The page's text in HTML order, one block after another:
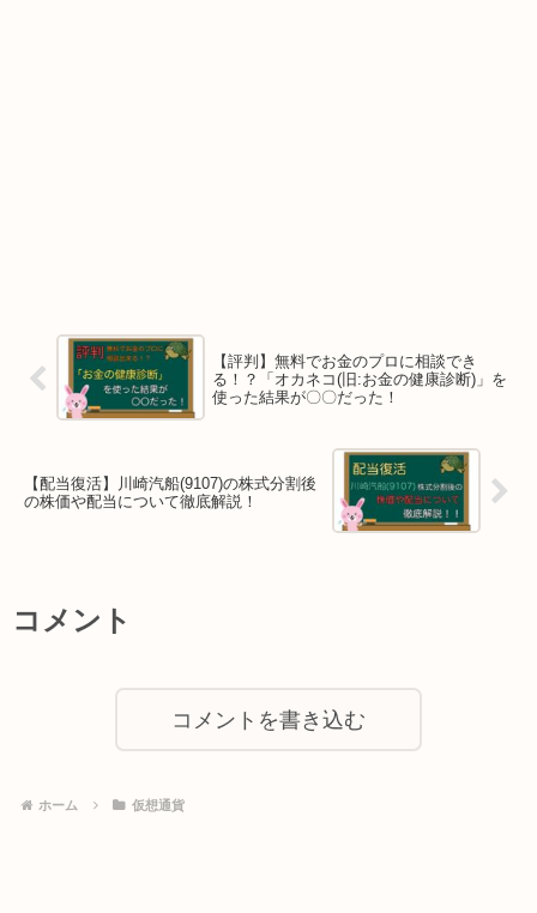
【評判】無料でお金のプロに相談でき
る！？「オカネコ(旧:お金の健康診断)」を
使った結果が〇〇だった！
【配当復活】川崎汽船(9107)の株式分割後
の株価や配当について徹底解説！
コメント
コメントを書き込む
ホーム 仮想通貨